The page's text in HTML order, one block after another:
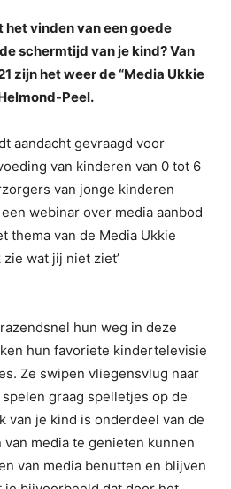
het vinden van een goede
schermtijd van je kind? Van
zijn het weer de “Media Ukkie
Peel.
aandacht gevraagd voor
van kinderen van 0 tot 6
van jonge kinderen
webinar over media aanbod
thema van de Media Ukkie
zie wat jij niet ziet’
hun weg in deze
hun favoriete kindertelevisie
Ze swipen vliegensvlug naar
graag spelletjes op de
van je kind is onderdeel van de
media te genieten kunnen
van media benutten en blijven